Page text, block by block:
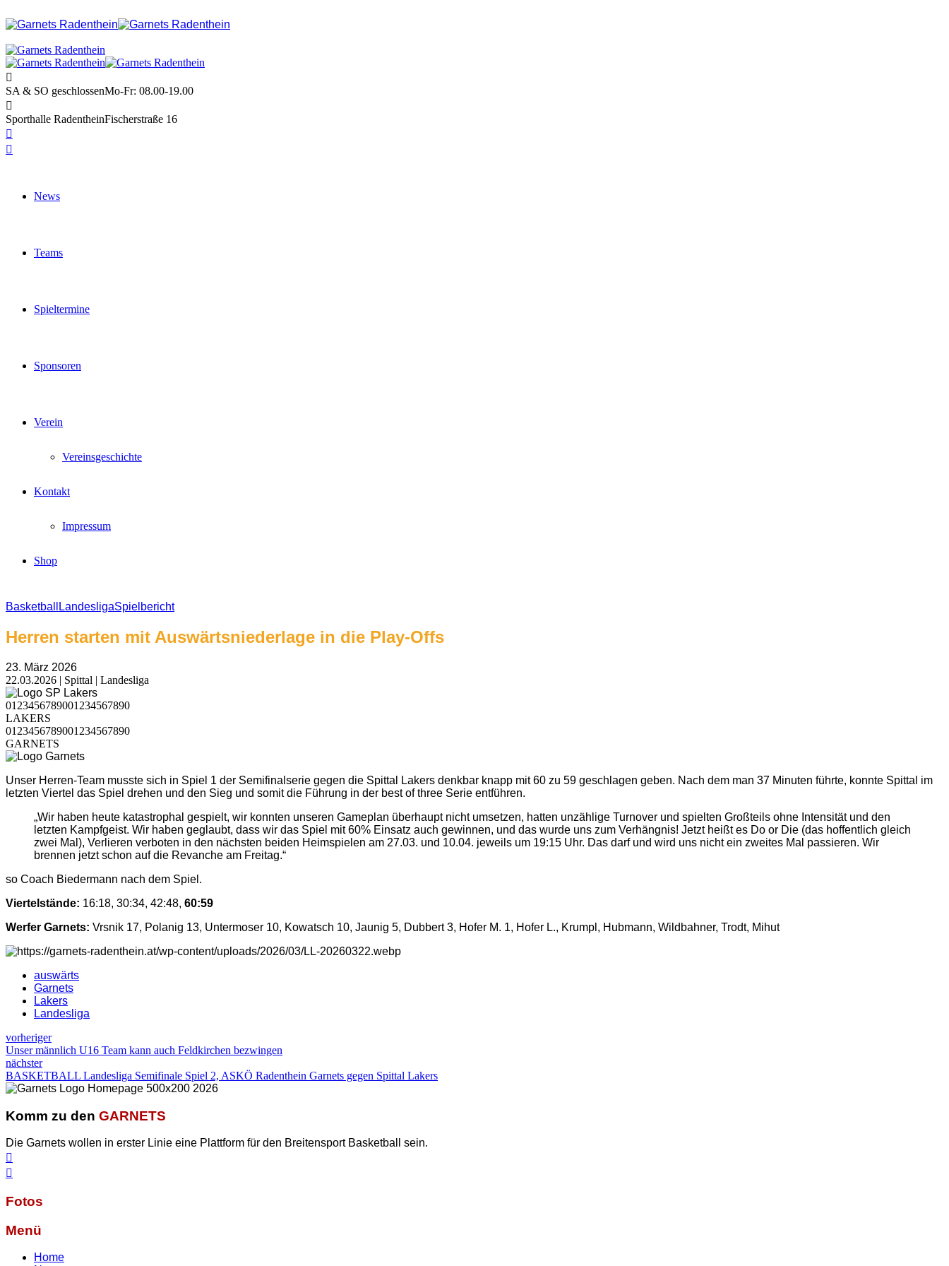
SA & SO geschlossenMo-Fr: 08.00-19.00
Sporthalle RadentheinFischerstraße 16
News
Teams
Spieltermine
Sponsoren
Verein
Vereinsgeschichte
Kontakt
Impressum
Shop
Basketball LandesligaSpielbericht
Herren starten mit Auswärtsniederlage in die Play-Offs
23. März 2026
22.03.2026 | Spittal | Landesliga
01 23456789001 234567890
LAKERS
01 23456789001 234567890
GARNETS
Unser Herren-Team musste sich in Spiel 1 der Semifinalserie gegen die Spittal Lakers denkbar knapp mit 60 zu 59 geschlagen geben. Nach dem man 37 Minuten führte, konnte Spittal im
letzten Viertel das Spiel drehen und den Sieg und somit die Führung in der best of three Serie entführen.
„Wir haben heute katastrophal gespielt, wir konnten unseren Gameplan überhaupt nicht umsetzen, hatten unzählige Turnover und spielten Großteils ohne Intensität und den
letzten Kampfgeist. Wir haben geglaubt, dass wir das Spiel mit 60% Einsatz auch gewinnen, und das wurde uns zum Verhängnis! Jetzt heißt es Do or Die (das hoffentlich gleich
zwei Mal), Verlieren verboten in den nächsten beiden Heimspielen am 27.03. und 10.04. jeweils um 19:15 Uhr. Das darf und wird uns nicht ein zweites Mal passieren. Wir
brennen jetzt schon auf die Revanche am Freitag.“
so Coach Biedermann nach dem Spiel.
Viertelstände: 16:18, 30:34, 42:48, 60:59
Werfer Garnets: Vrsnik 17, Polanig 13, Untermoser 10, Kowatsch 10, Jaunig 5, Dubbert 3, Hofer M. 1, Hofer L., Krumpl, Hubmann, Wildbahner, Trodt, Mihut
auswärts
Garnets
Lakers
Landesliga
vorheriger
Unser männlich U16 Team kann auch Feldkirchen bezwingen
nächster
BASKETBALL Landesliga Semifinale Spiel 2, ASKÖ Radenthein Garnets gegen Spittal Lakers
Komm zu den GARNETS
Die Garnets wollen in erster Linie eine Plattform für den Breitensport Basketball sein.
Fotos
Menü
Home